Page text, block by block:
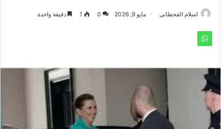
اسلام القحطانى مايو 9, 2026 0
1 دقيقة واحدة